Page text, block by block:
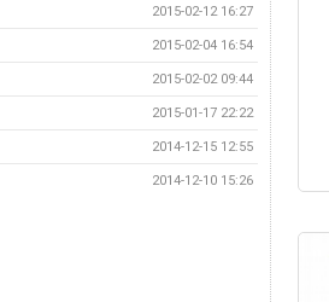
2015-02-12 16:27
2015-02-04 16:54
2015-02-02 09:44
2015-01-17 22:22
2014-12-15 12:55
2014-12-10 15:26